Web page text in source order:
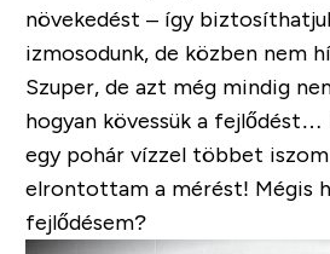
növekedést – így
izmosodunk, de közben nem
Szuper, de azt még mindig
hogyan kövessük a
egy pohár vízzel többet
elrontottam a mérést! Mégis
fejlődésem?